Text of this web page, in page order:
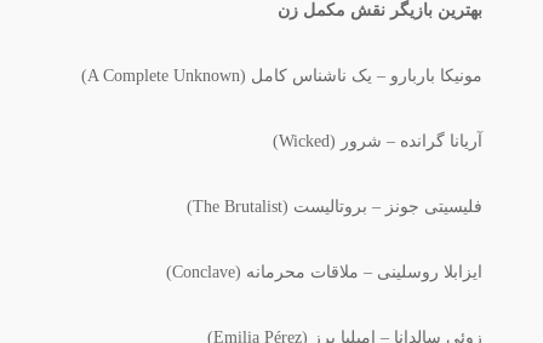
بهترین بازیگر نقش مکمل زن
مونیکا باربارو – یک ناشناس کامل (A Complete Unknown)
آریانا گرانده – شرور (Wicked)
فلیسیتی جونز – بروتالیست (The Brutalist)
ایزابلا روسلینی – ملاقات محرمانه (Conclave)
زوئی سالدانا – امیلیا پرز (Emilia Pérez)